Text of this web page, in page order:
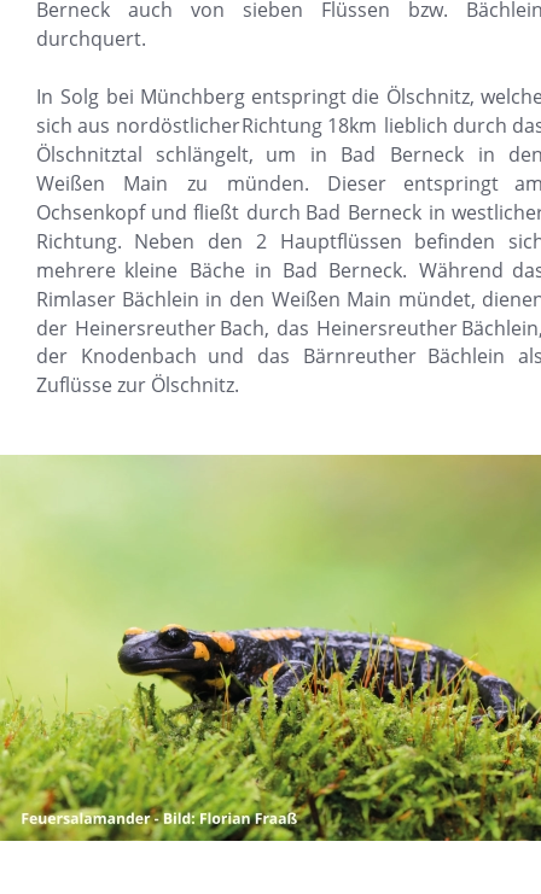
Berneck
auch von sieben Flüssen bzw.
durchquert.
In Solg bei Münchberg entspringt die Ölschnitz,
sich aus nordöstlicherRichtung 18km lieblich durch
Ölschnitztal schlängelt, um in Bad Berneck in
Weißen
Main zu münden. Dieser entspringt
Ochsenkopf und fließt durch Bad Berneck in
Richtung. Neben den 2 Hauptflüssen befinden
mehrere kleine Bäche in Bad Berneck. Während
Rimlaser Bächlein in den Weißen Main mündet,
der HeinersreutherBach, das Heinersreuther
der Knodenbach und das Bärnreuther Bächlein
Zuflüsse zur Ölschnitz.